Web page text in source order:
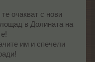
очакват с нови
в Долината на
им и спечели